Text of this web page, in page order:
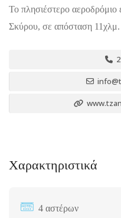
Το πλησιέστερο αεροδρόμιο
Σκύρου, σε απόσταση
Χαρακτηριστικά
4 αστέρων